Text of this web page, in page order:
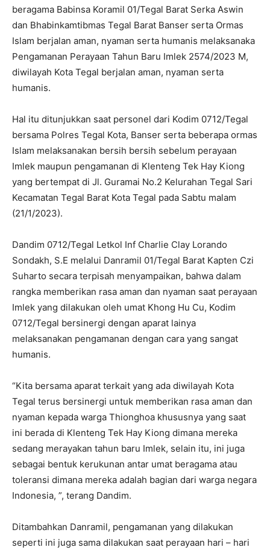
beragama Babinsa Koramil 01/Tegal Barat Serka Aswin
dan Bhabinkamtibmas Tegal Barat Banser serta Ormas
Islam berjalan aman, nyaman serta humanis melaksanaka
Pengamanan Perayaan Tahun Baru Imlek 2574/2023 M,
diwilayah Kota Tegal berjalan aman, nyaman serta
humanis.
Hal itu ditunjukkan saat personel dari Kodim 0712/Tegal
bersama Polres Tegal Kota, Banser serta beberapa ormas
Islam melaksanakan bersih bersih sebelum perayaan
Imlek maupun pengamanan di Klenteng Tek Hay Kiong
yang bertempat di Jl. Guramai No.2 Kelurahan Tegal Sari
Kecamatan Tegal Barat Kota Tegal pada Sabtu malam
(21/1/2023).
Dandim 0712/Tegal Letkol Inf Charlie Clay Lorando
Sondakh, S.E melalui Danramil 01/Tegal Barat Kapten Czi
Suharto secara terpisah menyampaikan, bahwa dalam
rangka memberikan rasa aman dan nyaman saat perayaan
Imlek yang dilakukan oleh umat Khong Hu Cu, Kodim
0712/Tegal bersinergi dengan aparat lainya
melaksanakan pengamanan dengan cara yang sangat
humanis.
“Kita bersama aparat terkait yang ada diwilayah Kota
Tegal terus bersinergi untuk memberikan rasa aman dan
nyaman kepada warga Thionghoa khususnya yang saat
ini berada di Klenteng Tek Hay Kiong dimana mereka
sedang merayakan tahun baru Imlek, selain itu, ini juga
sebagai bentuk kerukunan antar umat beragama atau
toleransi dimana mereka adalah bagian dari warga negara
Indonesia, ”, terang Dandim.
Ditambahkan Danramil, pengamanan yang dilakukan
seperti ini juga sama dilakukan saat perayaan hari – hari